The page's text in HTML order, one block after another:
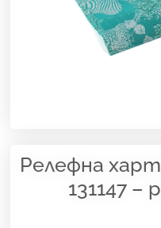
Релефна
131147 –